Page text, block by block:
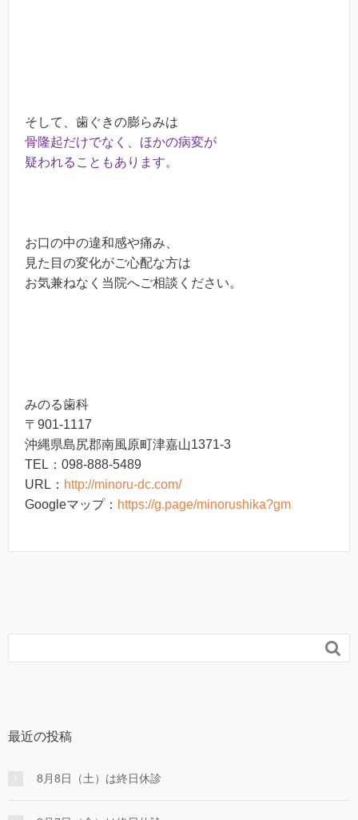
そして、歯ぐきの膨らみは
骨隆起だけでなく、ほかの病変が
疑われることもあります。
お口の中の違和感や痛み、
見た目の変化がご心配な方は
お気兼ねなく当院へご相談ください。
みのる歯科
〒901-1117
沖縄県島尻郡南風原町津嘉山1371-3
TEL：098-888-5489
URL： http://minoru-dc.com/
Googleマップ： https://g.page/minorushika?gm

最近の投稿
8月8日（土）は終日休診